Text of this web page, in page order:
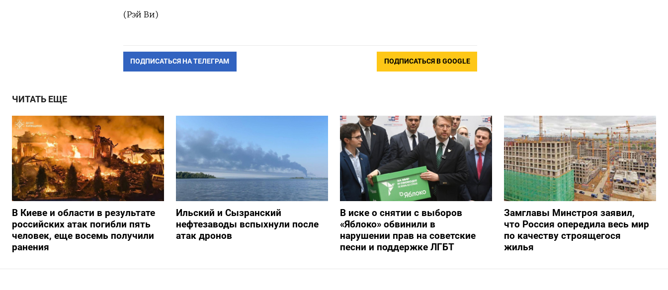
(Рэй Ви)
ПОДПИСАТЬСЯ НА ТЕЛЕГРАМ ПОДПИСАТЬСЯ В GOOGLE
ЧИТАТЬ ЕЩЕ
В Киеве и области в результате
российских атак погибли пять
человек, еще восемь получили
ранения
Ильский и Сызранский
нефтезаводы вспыхнули после
атак дронов
В иске о снятии с выборов
«Яблоко» обвинили в
нарушении прав на советские
песни и поддержке ЛГБТ
Замглавы Минстроя заявил,
что Россия опередила весь мир
по качеству строящегося
жилья